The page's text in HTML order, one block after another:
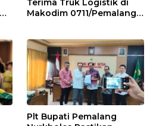
Terima Truk Logistik di
Makodim 0711/Pemalang
Plt Bupati Pemalang